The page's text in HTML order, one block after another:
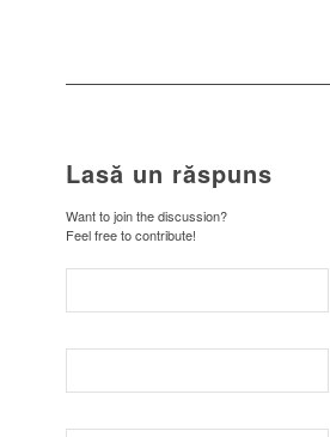
Lasă un răspuns
Want to join the discussion?
Feel free to contribute!